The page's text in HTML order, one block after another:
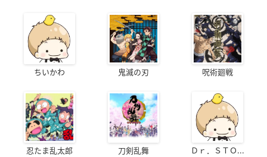
ちいかわ 鬼滅の刃 呪術廻戦
忍たま乱太郎 刀剣乱舞 Ｄｒ．ＳＴＯ...